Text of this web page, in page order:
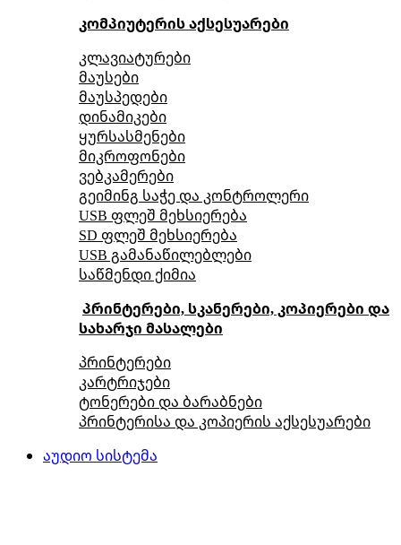
კომპიუტერის აქსესუარები
კლავიატურები
მაუსები
მაუსპედები
დინამიკები
ყურსასმენები
მიკროფონები
ვებკამერები
გეიმინგ საჭე და კონტროლერი
USB ფლეშ მეხსიერება
SD ფლეშ მეხსიერება
USB გამანაწილებლები
საწმენდი ქიმია
პრინტერები, სკანერები, კოპიერები და
სახარჯი მასალები
პრინტერები
კარტრიჯები
ტონერები და ბარაბნები
პრინტერისა და კოპიერის აქსესუარები
აუდიო სისტემა